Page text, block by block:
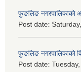
फुङलिङ नगरपालिकाको
Post date:
फुङलिङ नगरपालिकाको
Post date: